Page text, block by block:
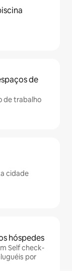
de
de trabalho
cidade
hóspedes
Self check-
por